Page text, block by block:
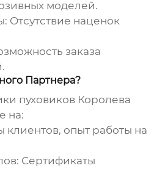
моделей.
Отсутствие наценок
заказа
Партнера?
пуховиков Королева
на:
клиентов, опыт работы на
Сертификаты